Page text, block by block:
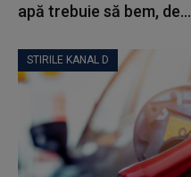
apă trebuie să bem, de...
STIRILE KANAL D